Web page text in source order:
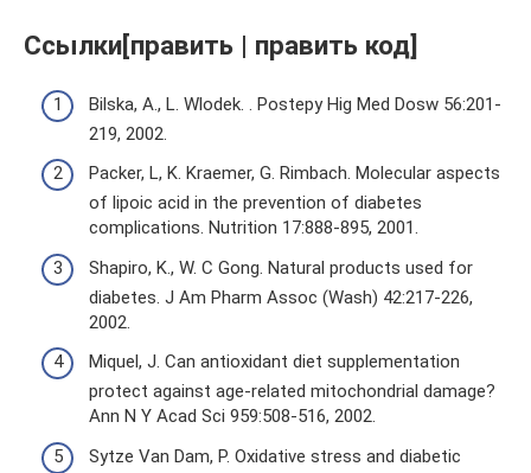
Ссылки[править | править код]
Bilska, A., L. Wlodek. . Postepy Hig Med Dosw 56:201-
219, 2002.
Packer, L, K. Kraemer, G. Rimbach. Molecular aspects
of lipoic acid in the prevention of diabetes
complications. Nutrition 17:888-895, 2001.
Shapiro, K., W. С Gong. Natural products used for
diabetes. J Am Pharm Assoc (Wash) 42:217-226,
2002.
Miquel, J. Can antioxidant diet supplementation
protect against age-related mitochondrial damage?
Ann N Y Acad Sci 959:508-516, 2002.
Sytze Van Dam, P. Oxidative stress and diabetic